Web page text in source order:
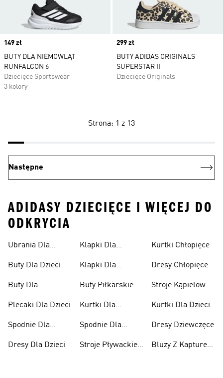
Price
149 zł
BUTY DLA NIEMOWLĄT
RUNFALCON 6
Dziecięce Sportswear
3 kolory
Price
299 zł
BUTY ADIDAS ORIGINALS
SUPERSTAR II
Dziecięce Originals
Strona: 1 z 13
Następne
ADIDASY DZIECIĘCE I WIĘCEJ DO
ODKRYCIA
Ubrania Dla
Buty Dla Dzieci
Buty Dla
Plecaki Dla Dzieci
Spodnie Dla
Dresy Dla Dzieci
Klapki Dla
Klapki Dla
Buty Piłkarskie
Kurtki Dla
Spodnie Dla
Stroje Pływackie
Kurtki Chłopięce
Dresy Chłopięce
Stroje Kąpielowe
Kurtki Dla Dzieci
Dresy Dziewczęce
Bluzy Z Kapturem